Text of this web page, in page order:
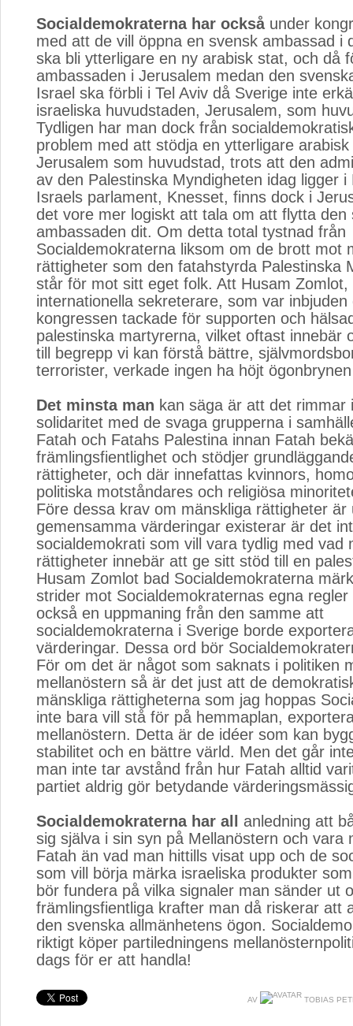
Socialdemokraterna har ocksåunder
med att de vill öppna en svensk ambassad i
ska bli ytterligare en ny arabisk stat, och då
ambassaden i Jerusalem medan den
Israel ska förbli i Tel Aviv då Sverige inte
israeliska huvudstaden, Jerusalem, som
Tydligen har man dock från
problem med att stödja en ytterligare
Jerusalem som huvudstad, trots att den
av den Palestinska Myndigheten idag ligger i
Israels parlament, Knesset, finns dock i
det vore mer logiskt att tala om att flytta den
ambassaden dit. Om detta total tystnad från
Socialdemokraterna liksom om de brott mot
rättigheter som den fatahstyrda Palestinska
står för mot sitt eget folk. Att Husam Zomlot,
internationella sekreterare, som var
kongressen tackade för supporten och
palestinska martyrerna, vilket oftast innebär
till begrepp vi kan förstå bättre,
terrorister, verkade ingen ha höjt
Det minsta man kan säga är att det rimmar
solidaritet med de svaga grupperna i
Fatah och Fatahs Palestina innan Fatah
främlingsfientlighet och stödjer
rättigheter, och där innefattas kvinnors,
politiska motståndares och religiösa
Före dessa krav om mänskliga rättigheter är
gemensamma värderingar existerar är det
socialdemokrati som vill vara tydlig med vad
rättigheter innebär att ge sitt stöd till en
Husam Zomlot bad Socialdemokraterna
strider mot Socialdemokraternas egna
också en uppmaning från den samme att
socialdemokraterna i Sverige borde
värderingar. Dessa ord bör
För om det är något som saknats i politiken
mellanöstern så är det just att de
mänskliga rättigheterna som jag hoppas
inte bara vill stå för på hemmaplan,
mellanöstern. Detta är de idéer som kan
stabilitet och en bättre värld. Men det går
man inte tar avstånd från hur Fatah alltid
partiet aldrig gör betydande
Socialdemokraterna har all
anledning att
sig själva i sin syn på Mellanöstern och vara
Fatah än vad man hittills visat upp och de
som vill börja märka israeliska produkter
bör fundera på vilka signaler man sänder ut
främlingsfientliga krafter man då riskerar att
den svenska allmänhetens ögon.
riktigt köper partiledningens
dags för er att handla!
AV TOBIAS